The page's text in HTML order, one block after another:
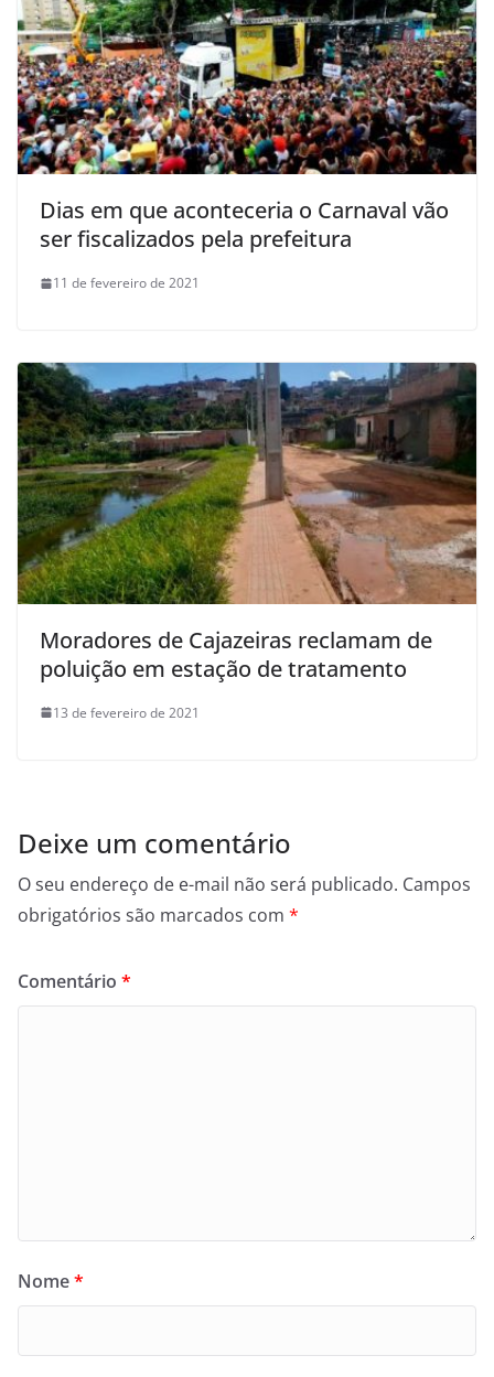
Dias em que aconteceria o Carnaval vão
ser fiscalizados pela prefeitura
11 de fevereiro de 2021
Moradores de Cajazeiras reclamam de
poluição em estação de tratamento
13 de fevereiro de 2021
Deixe um comentário
O seu endereço de e-mail não será publicado. Campos
obrigatórios são marcados com *
Comentário *
Nome*